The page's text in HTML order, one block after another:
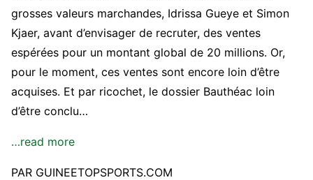
grosses valeurs marchandes, Idrissa Gueye et Simon
Kjaer, avant d’envisager de recruter, des ventes
espérées pour un montant global de 20 millions. Or,
pour le moment, ces ventes sont encore loin d’être
acquises. Et par ricochet, le dossier Bauthéac loin
d’être conclu…
…read more
PAR GUINEETOPSPORTS.COM